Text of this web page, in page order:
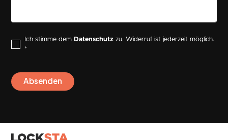
Ich stimme dem Datenschutz zu. Widerruf ist jederzeit möglich.
*